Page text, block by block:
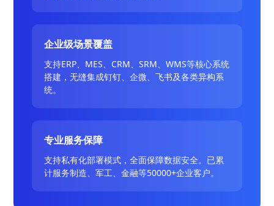
企业级场景覆盖
支持ERP、MES、CRM、SRM、WMS等核心系统
搭建，无缝集成钉钉、企微、飞书及各类异构系
统。
专业服务保障
支持私有化部署模式，全面保障数据安全。已累
计服务制造、军工、金融等50000+企业客户。